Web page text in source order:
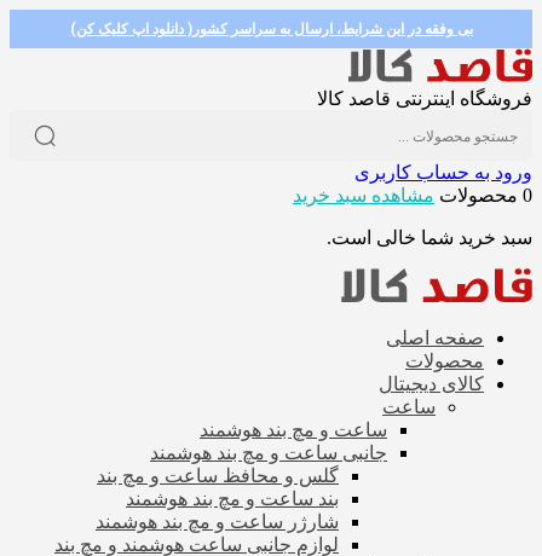
بی وفقه در این شرایط، ارسال به سراسر کشور( دانلود اپ کلیک کن)
فروشگاه اینترنتی قاصد کالا
ورود به حساب کاربری
0 محصولات
مشاهده سبد خرید
سبد خرید شما خالی است.
صفحه اصلی
محصولات
کالای دیجیتال
ساعت
ساعت و مچ بند هوشمند
جانبی ساعت و مچ بند هوشمند
گلس و محافظ ساعت و مچ بند
بند ساعت و مچ بند هوشمند
شارژر ساعت و مچ بند هوشمند
لوازم جانبی ساعت هوشمند و مچ بند